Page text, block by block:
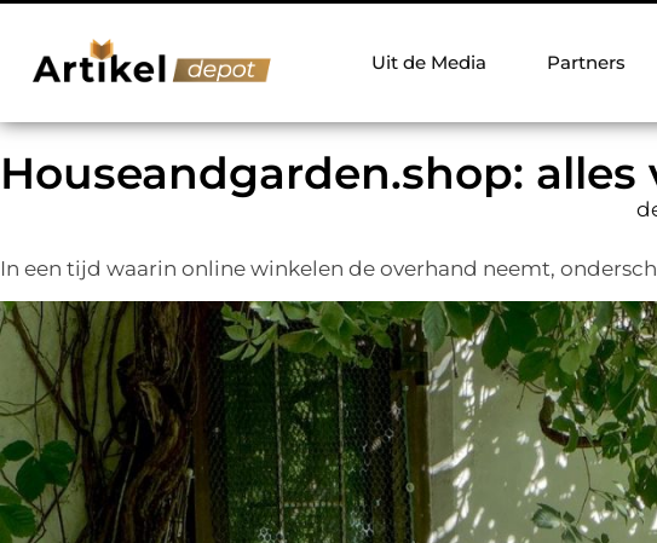
Uit de Media Partners
Houseandgarden.shop:
In een tijd waarin online winkelen de overhand neemt,